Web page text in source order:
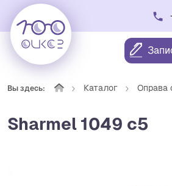
Вы здесь: Каталог Оправа
Sharmel 1049 c5